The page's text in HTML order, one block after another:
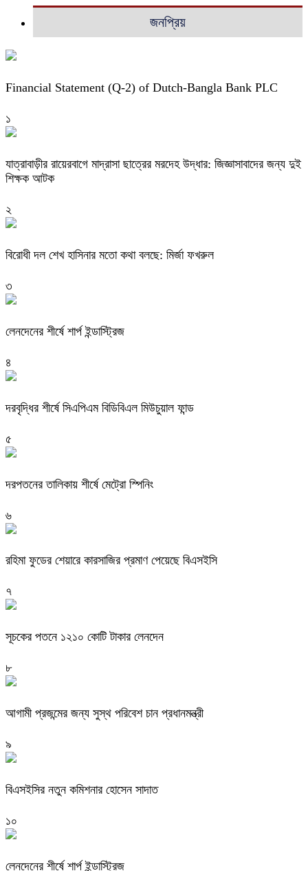
জনপ্রিয়
Financial Statement (Q-2) of Dutch-Bangla Bank PLC
১
যাত্রাবাড়ীর রায়েরবাগে মাদ্রাসা ছাত্রের মরদেহ উদ্ধার: জিজ্ঞাসাবাদের জন্য দুই
শিক্ষক আটক
২
বিরোধী দল শেখ হাসিনার মতো কথা বলছে: মির্জা ফখরুল
৩
লেনদেনের শীর্ষে শার্প ইন্ডাস্ট্রিজ
৪
দরবৃদ্ধির শীর্ষে সিএপিএম বিডিবিএল মিউচুয়াল ফান্ড
৫
দরপতনের তালিকায় শীর্ষে মেট্রো স্পিনিং
৬
রহিমা ফুডের শেয়ারে কারসাজির প্রমাণ পেয়েছে বিএসইসি
৭
সূচকের পতনে ১২১০ কোটি টাকার লেনদেন
৮
আগামী প্রজন্মের জন্য সুস্থ পরিবেশ চান প্রধানমন্ত্রী
৯
বিএসইসির নতুন কমিশনার হোসেন সাদাত
১০
লেনদেনের শীর্ষে শার্প ইন্ডাস্ট্রিজ